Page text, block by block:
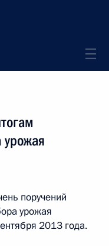
урожая
поручений
урожая
2013 года.